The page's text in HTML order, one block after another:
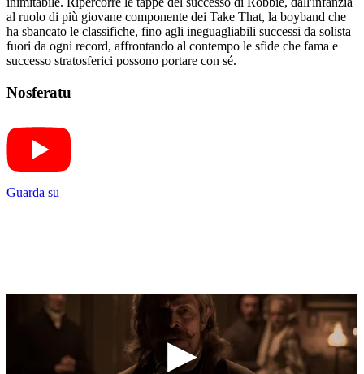
al ruolo di più giovane componente dei Take That, la boyband che
ha sbancato le classifiche, fino agli ineguagliabili successi da solista
fuori da ogni record, affrontando al contempo le sfide che fama e
successo stratosferici possono portare con sé.
Nosferatu
Guarda su